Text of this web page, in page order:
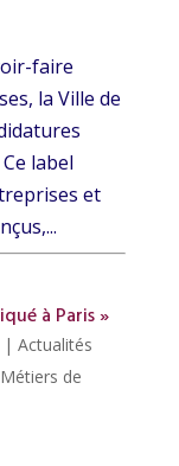
faire
la Ville de
label
et
à Paris »
| Actualités
de